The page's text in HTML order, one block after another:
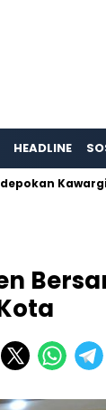
HEADLINE